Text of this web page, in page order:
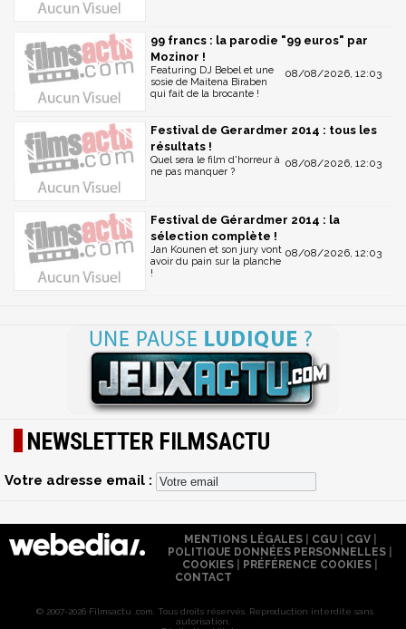
99 francs : la parodie "99 euros" par
Mozinor !
08/08/2026, 12:03
Featuring DJ Bebel et une
sosie de Maitena Biraben
qui fait de la brocante !
Festival de Gerardmer 2014 : tous les
résultats !
08/08/2026, 12:03
Quel sera le film d'horreur à
ne pas manquer ?
Festival de Gérardmer 2014 : la
sélection complète !
08/08/2026, 12:03
Jan Kounen et son jury vont
avoir du pain sur la planche
!
NEWSLETTER FILMSACTU
Votre adresse email :
MENTIONS LÉGALES| CGU| CGV|
POLITIQUE DONNÉES PERSONNELLES
COOKIES
PRÉFÉRENCE COOKIES
CONTACT
© 2007-2026 Filmsactu .com. Tous droits réservés. Reproduction interdite sans
autorisation.